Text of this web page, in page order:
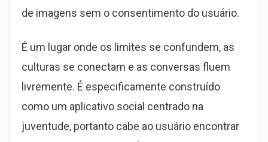
de imagens sem o consentimento do usuário.
É um lugar onde os limites se confundem, as
culturas se conectam e as conversas fluem
livremente. É especificamente construído
como um aplicativo social centrado na
juventude, portanto cabe ao usuário encontrar